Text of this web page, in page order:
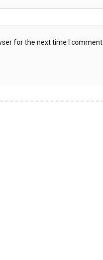
for the next time I comment.